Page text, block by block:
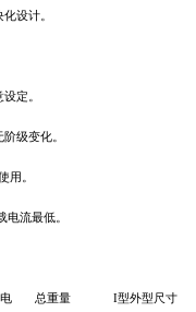
设计。
定。
级变化。
用。
电流最低。
总重量 I型外型尺寸